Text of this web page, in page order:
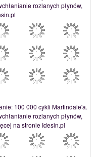
rozlanych płynów,
100 000 cykli Martindale'a.
rozlanych płynów,
na stronie Idesin.pl